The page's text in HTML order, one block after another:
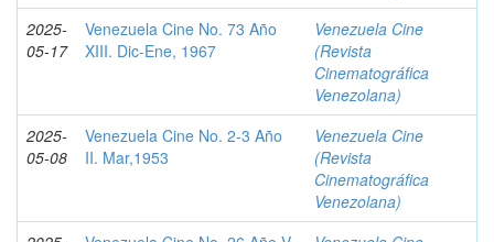
2025-
05-17
Venezuela Cine No. 73 Año
XIII. Dic-Ene, 1967
Venezuela Cine
(Revista
Cinematográfica
Venezolana)
2025-
05-08
Venezuela Cine No. 2-3 Año
II. Mar,1953
Venezuela Cine
(Revista
Cinematográfica
Venezolana)